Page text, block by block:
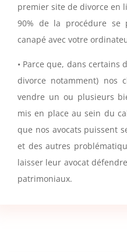
premier site de divorce en
90% de la procédure se
canapé avec votre
• Parce que, dans certains
divorce notamment) nos
vendre un ou plusieurs
mis en place au sein du
que nos avocats puissent
et des autres
laisser leur avocat
patrimoniaux.